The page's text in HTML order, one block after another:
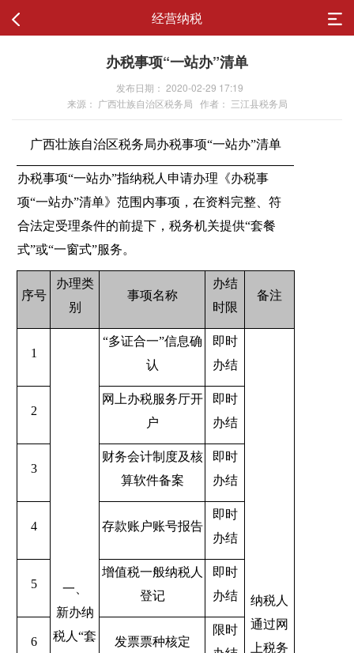
经营纳税
办税事项“一站办”清单
发布日期： 2020-02-29 17:19
来源： 广西壮族自治区税务局 作者： 三江县税务局
广西壮族自治区税务局办税事项“一站办”清单
办税事项“一站办”指纳税人申请办理《办税事
项“一站办”清单》范围内事项，在资料完整、符
合法定受理条件的前提下，税务机关提供“套餐
式”或“一窗式”服务。
序号
办理类
别
事项名称
办结
时限
备注
1
一、
新办纳
税人“套
“多证合一”信息确
认
即时
办结
纳税人
通过网
上税务
2
网上办税服务厅开
户
即时
办结
3
财务会计制度及核
算软件备案
即时
办结
4 存款账户账号报告
即时
办结
5
增值税一般纳税人
登记
即时
办结
6 发票票种核定
限时